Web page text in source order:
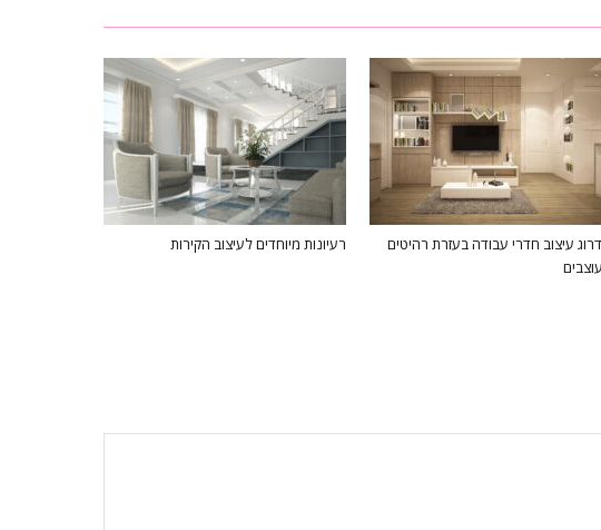
עיצוב חדרי עבודה בעזרת רהיטים
רעיונות מיוחדים לעיצוב הקירות